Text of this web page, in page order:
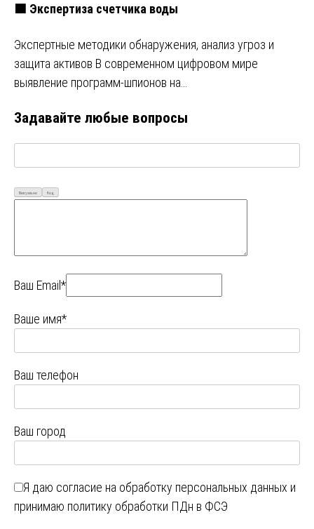
🟩 Экспертиза счетчика воды
Экспертные методики обнаружения, анализ угроз и
защита активов В современном цифровом мире
выявление программ-шпионов на…
Задавайте любые вопросы
Визуально Код
Ваш Email*
Ваше имя*
Ваш телефон
Ваш город
Я даю согласие на обработку персональных данных и
принимаю политику обработки ПДн в ФСЭ